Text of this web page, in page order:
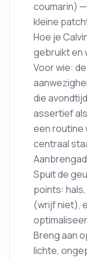
coumarin)
kleine
Hoe je
gebruikt en
Voor wie:
die
assertief
een routine
centraal
Spuit de
points:
(wrijf niet),
Breng aan
lichte,